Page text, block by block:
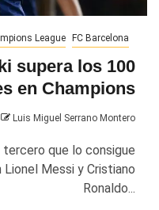
League FC Barcelona
supera los 100
en Champions
Luis Miguel Serrano Montero
tercero que lo consigue
Messi y Cristiano
Ronaldo...